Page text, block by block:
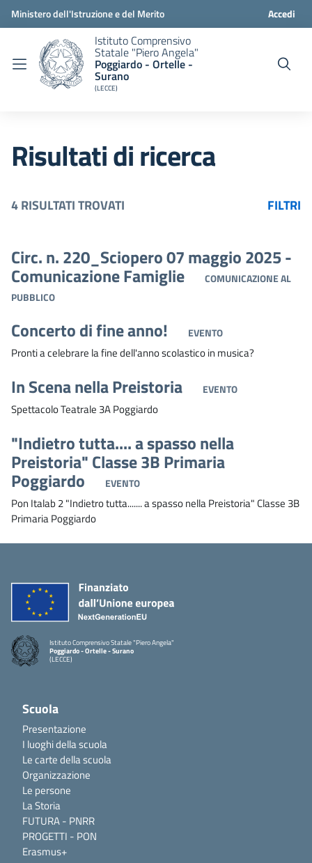
Ministero dell'Istruzione e del Merito Accedi
Istituto Comprensivo
Statale "Piero Angela"
Poggiardo - Ortelle -
Surano
(LECCE)
Risultati di ricerca
4 RISULTATI TROVATI FILTRI
Circ. n. 220_Sciopero 07 maggio 2025 -
Comunicazione Famiglie
COMUNICAZIONE AL
PUBBLICO
Concerto di fine anno! EVENTO
Pronti a celebrare la fine dell'anno scolastico in musica?
In Scena nella Preistoria EVENTO
Spettacolo Teatrale 3A Poggiardo
"Indietro tutta.... a spasso nella
Preistoria" Classe 3B Primaria
Poggiardo EVENTO
Pon Italab 2 "Indietro tutta....... a spasso nella Preistoria" Classe 3B
Primaria Poggiardo
Istituto Comprensivo Statale "Piero Angela"
Poggiardo - Ortelle - Surano
(LECCE)
Scuola
Presentazione
I luoghi della scuola
Le carte della scuola
Organizzazione
Le persone
La Storia
FUTURA - PNRR
PROGETTI - PON
Erasmus+